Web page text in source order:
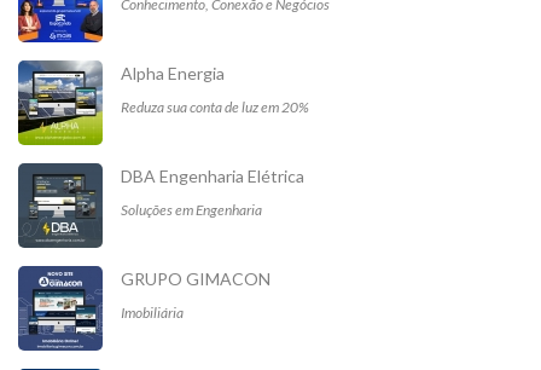
Conhecimento, Conexão e Negócios
Alpha Energia
Reduza sua conta de luz em 20%
DBA Engenharia Elétrica
Soluções em Engenharia
GRUPO GIMACON
Imobiliária